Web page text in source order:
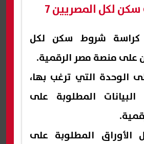
لكل المصريين 7
كراسة شروط سكن لكل
الوحدة التي ترغب بها،
المطلوبة على
الأوراق المطلوبة على